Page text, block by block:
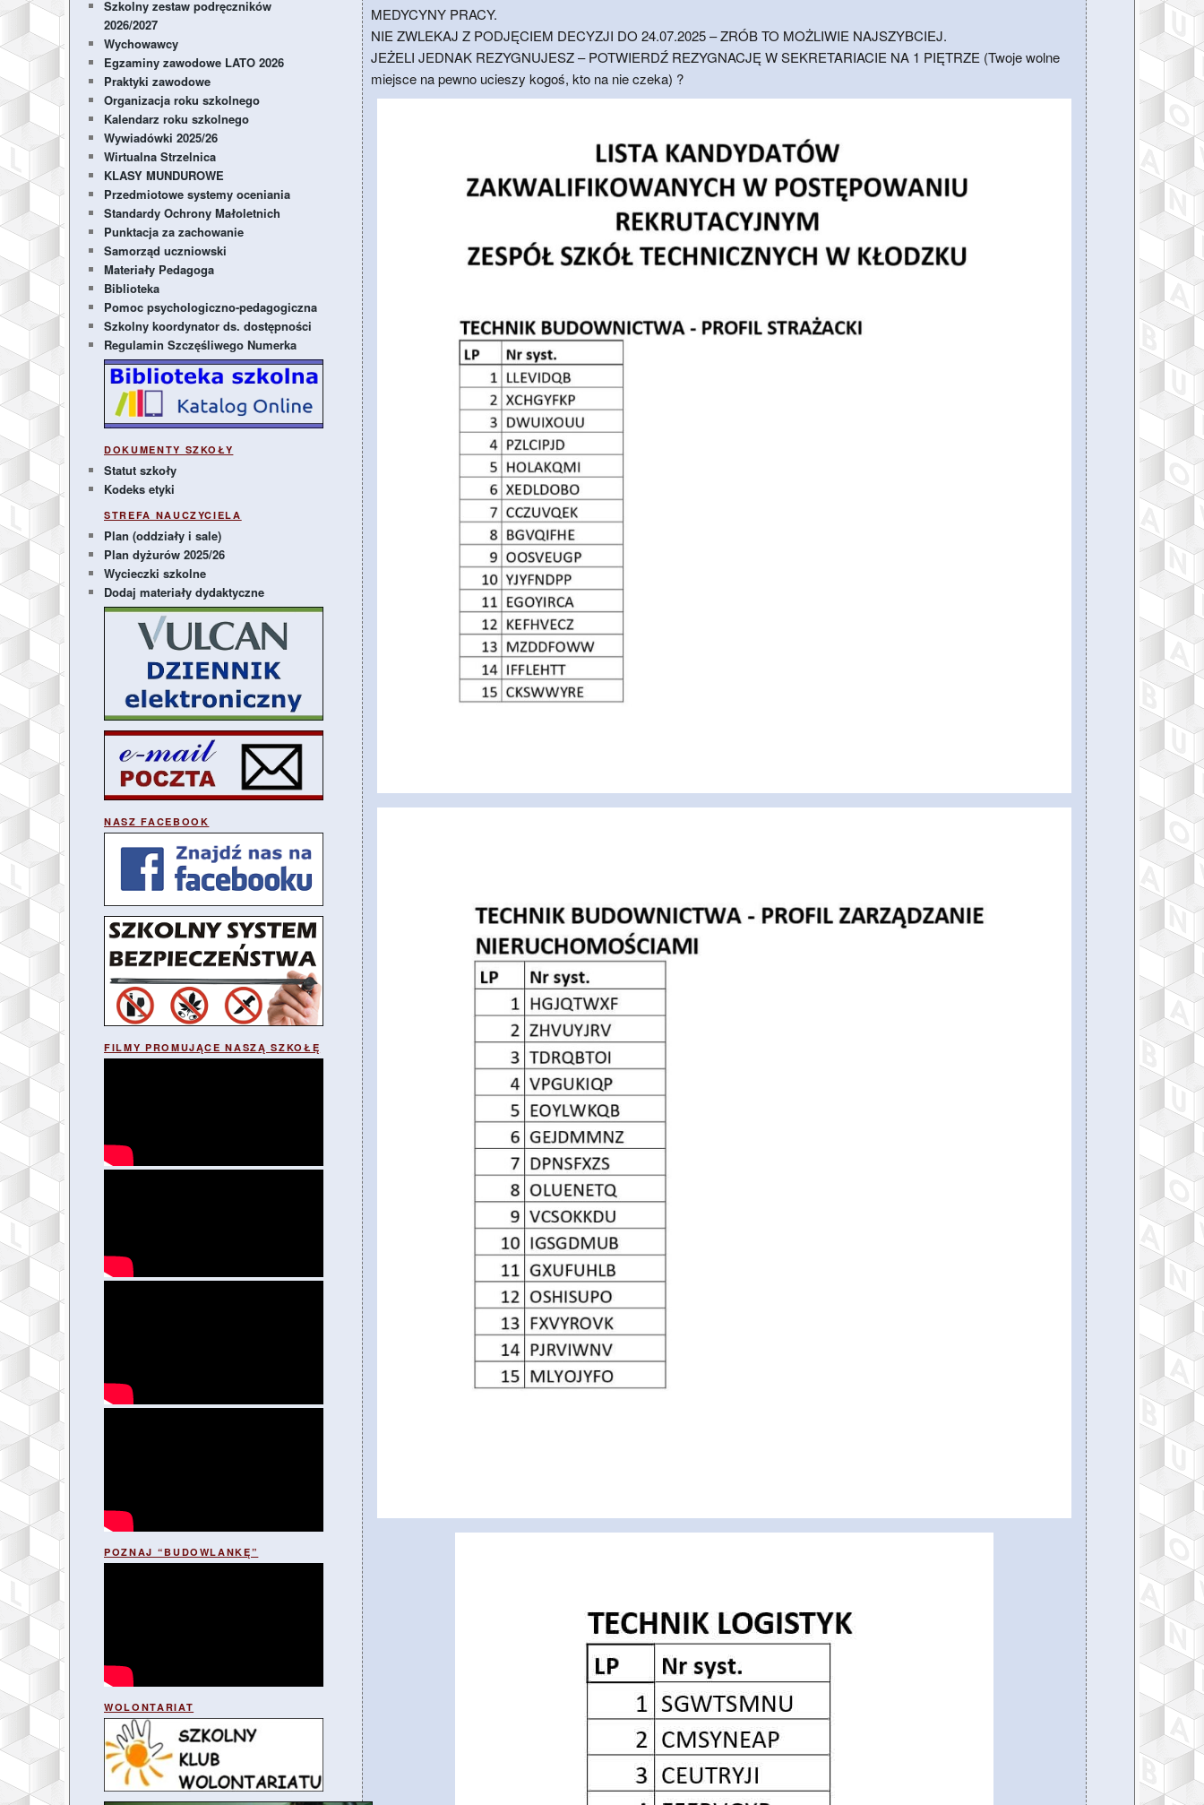
MEDYCYNY PRACY.
NIE ZWLEKAJ Z PODJĘCIEM DECYZJI DO 24.07.2025 – ZRÓB TO MOŻLIWIE NAJSZYBCIEJ.
JEŻELI JEDNAK REZYGNUJESZ – POTWIERDŹ REZYGNACJĘ W SEKRETARIACIE NA 1 PIĘTRZE (Twoje wolne
miejsce na pewno ucieszy kogoś, kto na nie czeka) ?
Szkolny zestaw podręczników
2026/2027
Wychowawcy
Egzaminy zawodowe LATO 2026
Praktyki zawodowe
Organizacja roku szkolnego
Kalendarz roku szkolnego
Wywiadówki 2025/26
Wirtualna Strzelnica
KLASY MUNDUROWE
Przedmiotowe systemy oceniania
Standardy Ochrony Małoletnich
Punktacja za zachowanie
Samorząd uczniowski
Materiały Pedagoga
Biblioteka
Pomoc psychologiczno-pedagogiczna
Szkolny koordynator ds. dostępności
Regulamin Szczęśliwego Numerka
DOKUMENTY SZKOŁY
Statut szkoły
Kodeks etyki
STREFA NAUCZYCIELA
Plan (oddziały i sale)
Plan dyżurów 2025/26
Wycieczki szkolne
Dodaj materiały dydaktyczne
NASZ FACEBOOK
FILMY PROMUJĄCE NASZĄ SZKOŁĘ
POZNAJ “BUDOWLANKĘ”
WOLONTARIAT